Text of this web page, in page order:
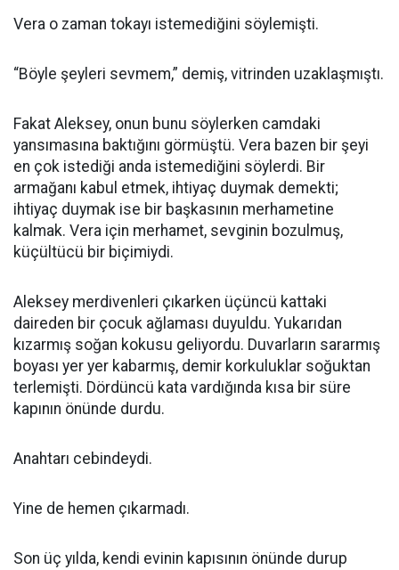
Vera o zaman tokayı istemediğini söylemişti.
“Böyle şeyleri sevmem,” demiş, vitrinden uzaklaşmıştı.
Fakat Aleksey, onun bunu söylerken camdaki
yansımasına baktığını görmüştü. Vera bazen bir şeyi
en çok istediği anda istemediğini söylerdi. Bir
armağanı kabul etmek, ihtiyaç duymak demekti;
ihtiyaç duymak ise bir başkasının merhametine
kalmak. Vera için merhamet, sevginin bozulmuş,
küçültücü bir biçimiydi.
Aleksey merdivenleri çıkarken üçüncü kattaki
daireden bir çocuk ağlaması duyuldu. Yukarıdan
kızarmış soğan kokusu geliyordu. Duvarların sararmış
boyası yer yer kabarmış, demir korkuluklar soğuktan
terlemişti. Dördüncü kata vardığında kısa bir süre
kapının önünde durdu.
Anahtarı cebindeydi.
Yine de hemen çıkarmadı.
Son üç yılda, kendi evinin kapısının önünde durup